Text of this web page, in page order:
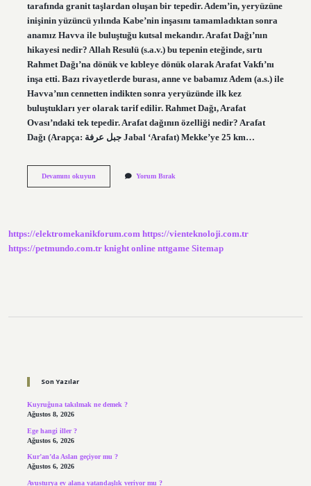
tarafında granit taşlardan oluşan bir tepedir. Adem’in, yeryüzüne
inişinin yüzüncü yılında Kabe’nin inşasını tamamladıktan sonra
anamız Havva ile buluştuğu kutsal mekandır. Arafat Dağı’nın
hikayesi nedir? Allah Resulü (s.a.v.) bu tepenin eteğinde, sırtı
Rahmet Dağı’na dönük ve kıbleye dönük olarak Arafat Vakfı’nı
inşa etti. Bazı rivayetlerde burası, anne ve babamız Adem (a.s.) ile
Havva’nın cennetten indikten sonra yeryüzünde ilk kez
buluştukları yer olarak tarif edilir. Rahmet Dağı, Arafat
Ovası’ndaki tek tepedir. Arafat dağının özelliği nedir? Arafat
Dağı (Arapça: جبل عرفة Jabal ‘Arafat) Mekke’ye 25 km…
Devamını okuyunArafat
Yorum Bırak
https://elektromekanikforum.com https://vienteknoloji.com.tr
https://petmundo.com.tr knight online nttgame Sitemap
Son Yazılar
Kuyruğuna takılmak ne demek ?
Ağustos 8, 2026
Ege hangi iller ?
Ağustos 6, 2026
Kur’an’da Aslan geçiyor mu ?
Ağustos 6, 2026
Avusturya ev alana vatandaşlık veriyor mu ?